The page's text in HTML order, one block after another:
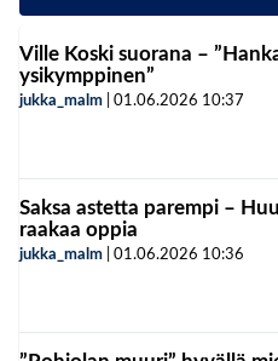
Ville Koski suorana –
ysikymppinen”
jukka_malm 01.06.2026 10:37
Saksa astetta parempi –
raakaa oppia
jukka_malm 01.06.2026 10:36